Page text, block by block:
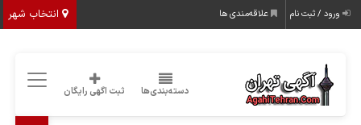
انتخاب شهر ورود / ثبت نام علاقه‌مندی ها
دسته‌بندی‌ها ثبت اگهی رایگان